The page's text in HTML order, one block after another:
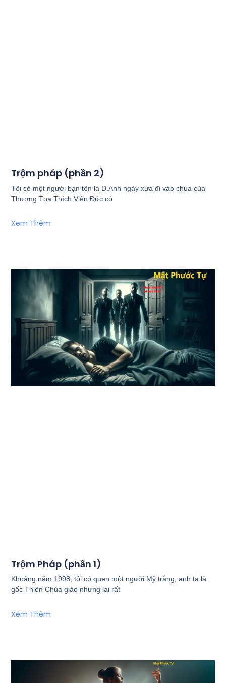
Trộm pháp (phần 2)
Tôi có một người bạn tên là D.Anh ngày xưa đi vào chùa của
Thượng Tọa Thích Viên Đức có
Xem Thêm
Trộm Pháp (phần 1)
Khoảng năm 1998, tôi có quen một người Mỹ trắng, anh ta là
gốc Thiên Chúa giáo nhưng lại rất
Xem Thêm